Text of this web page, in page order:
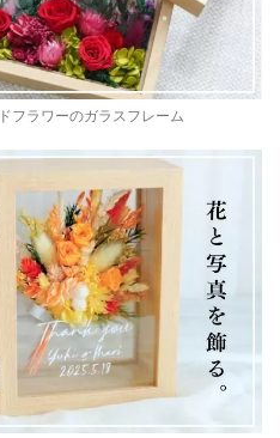
フラワーのガラスフレーム